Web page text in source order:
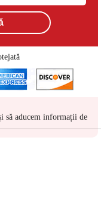
să aducem informații de